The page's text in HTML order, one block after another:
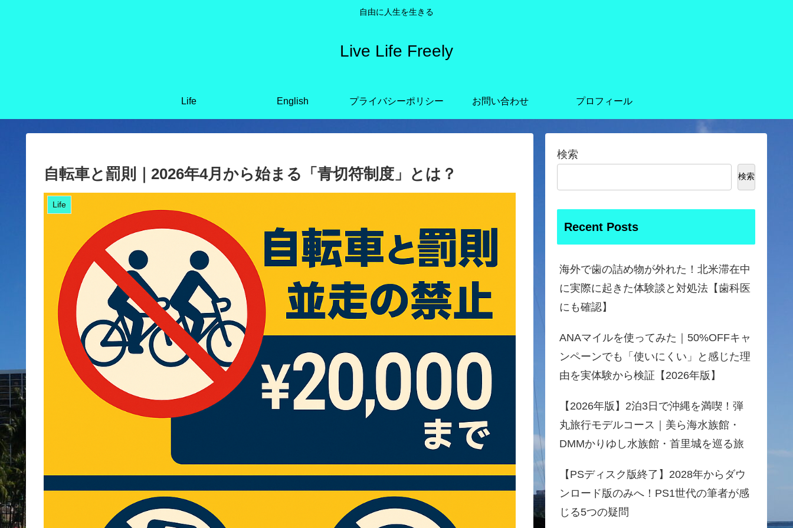
自由に人生を生きる
Live Life Freely
Life English プライバシーポリシー お問い合わせ プロフィール
自転車と罰則｜2026年4月から始まる「青切符制度」とは？
Life
検索
検索
Recent Posts
海外で歯の詰め物が外れた！北米滞在中
に実際に起きた体験談と対処法【歯科医
にも確認】
ANAマイルを使ってみた｜50%OFFキャ
ンペーンでも「使いにくい」と感じた理
由を実体験から検証【2026年版】
【2026年版】2泊3日で沖縄を満喫！弾
丸旅行モデルコース｜美ら海水族館・
DMMかりゆし水族館・首里城を巡る旅
【PSディスク版終了】2028年からダウ
ンロード版のみへ！PS1世代の筆者が感
じる5つの疑問